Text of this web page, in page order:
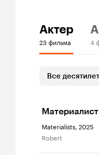
Актер
23 фильма 4
Все
Materialists, 2025
Robert